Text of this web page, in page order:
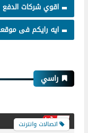
اقوي شركات
ايه رايكم فى
راسي
اتصالات وانترنت
ومتابعة
اتصالات وانترنت